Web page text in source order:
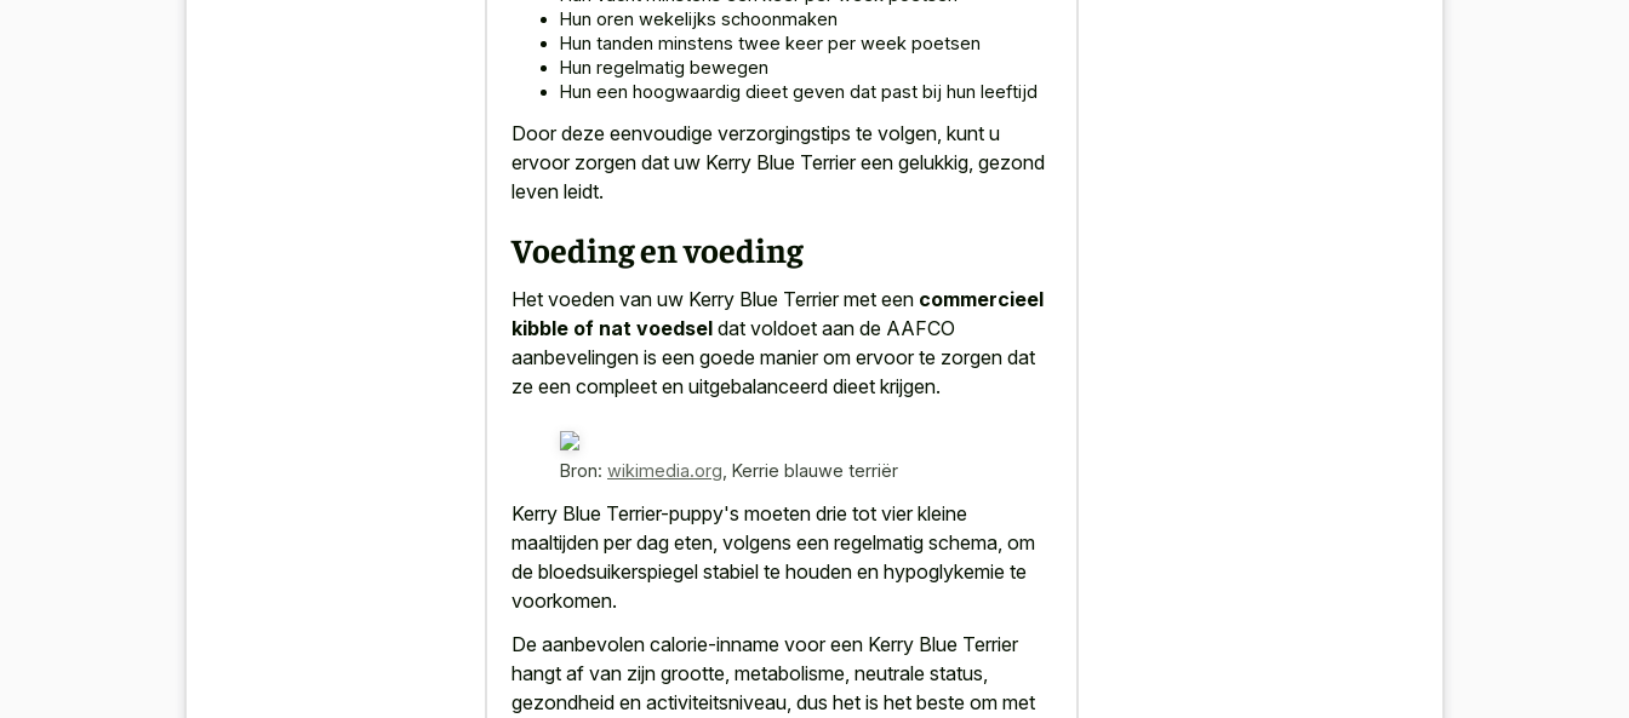
Hun oren wekelijks schoonmaken
Hun tanden minstens twee keer per week poetsen
Hun regelmatig bewegen
Hun een hoogwaardig dieet geven dat past bij hun leeftijd
Door deze eenvoudige verzorgingstips te volgen, kunt u
ervoor zorgen dat uw Kerry Blue Terrier een gelukkig, gezond
leven leidt.
Voeding en voeding
Het voeden van uw Kerry Blue Terrier met een commercieel
kibble of nat voedsel dat voldoet aan de AAFCO
aanbevelingen is een goede manier om ervoor te zorgen dat
ze een compleet en uitgebalanceerd dieet krijgen.
Bron: wikimedia.org Kerrie blauwe terriër
Kerry Blue Terrier-puppy's moeten drie tot vier kleine
maaltijden per dag eten, volgens een regelmatig schema, om
de bloedsuikerspiegel stabiel te houden en hypoglykemie te
voorkomen.
De aanbevolen calorie-inname voor een Kerry Blue Terrier
hangt af van zijn grootte, metabolisme, neutrale status,
gezondheid en activiteitsniveau, dus het is het beste om met